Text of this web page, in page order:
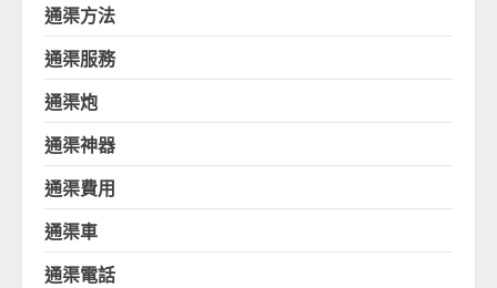
通渠方法
通渠服務
通渠炮
通渠神器
通渠費用
通渠車
通渠電話